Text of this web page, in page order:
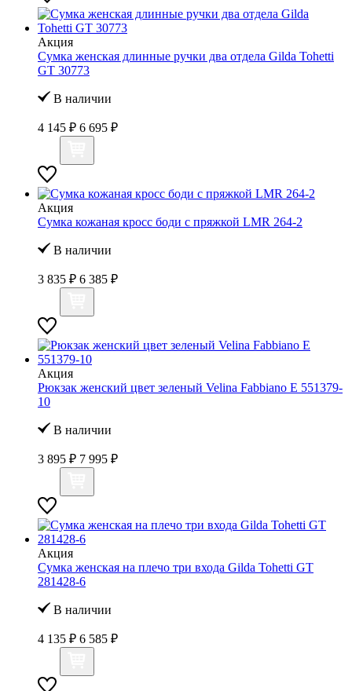
Акция
Сумка женская длинные ручки два отдела Gilda Tohetti
GT 30773
В наличии
4 145 ₽ 6 695 ₽
Акция
Сумка кожаная кросс боди с пряжкой LMR 264-2
В наличии
3 835 ₽ 6 385 ₽
Акция
Рюкзак женский цвет зеленый Velina Fabbiano E 551379-
10
В наличии
3 895 ₽ 7 995 ₽
Акция
Сумка женская на плечо три входа Gilda Tohetti GT
281428-6
В наличии
4 135 ₽ 6 585 ₽